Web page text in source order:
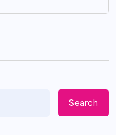
Search